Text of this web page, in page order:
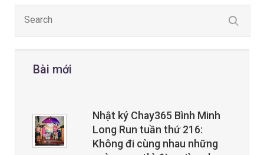
Bài mới
Nhật ký Chay365 Bình Minh
Long Run tuần thứ 216:
Không đi cùng nhau những